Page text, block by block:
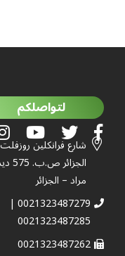
لتواصلكم
شارع فرانكلين روزفلت
مراد – الجزائر
0021323487279 |
0021323487285
0021323487262